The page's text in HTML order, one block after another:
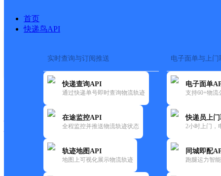
首页
快递鸟API
实时查询与订阅推送
快递查询API
通过快递单号即时查询物流轨迹
在途监控API
全程监控并推送物流轨迹状态
轨迹地图API
地图上可视化展示物流轨迹
电子面单与上门
电子面单
支持60+物流
快递员上
2小时上门，
同城即配
跑腿运力智
快运大全 快递时效